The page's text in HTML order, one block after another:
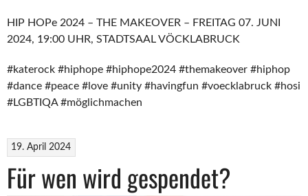
HIP HOPe 2024 – THE MAKEOVER – FREITAG 07. JUNI
2024, 19:00 UHR, STADTSAAL VÖCKLABRUCK
#katerock #hiphope #hiphope2024 #themakeover #hiphop
#dance #peace #love #unity #havingfun #voecklabruck #hosi
#LGBTIQA #möglichmachen
19. April 2024
Für wen wird gespendet?